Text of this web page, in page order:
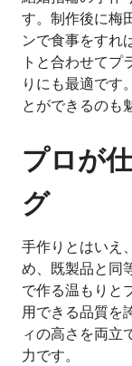
す。制作後に梅
ンで食事をすれ
トと合わせて
りにも最適です
とができるのも
プロが
グ
手作りとはいえ
め、既製品と同
で作る温もりと
用できる品質を
ィの高さを両立
力です。